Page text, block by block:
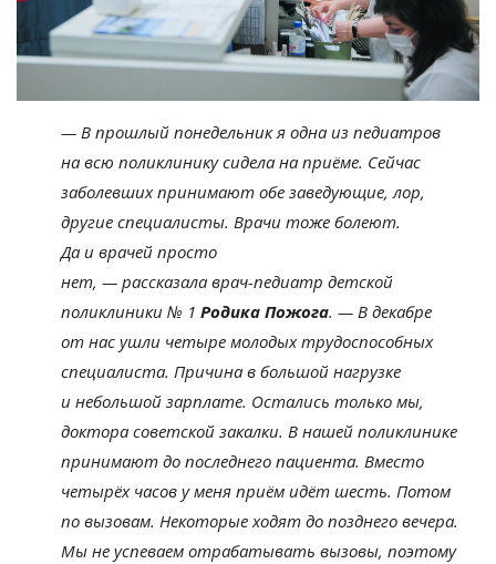
— В прошлый понедельник я одна из педиатров
на всю поликлинику сидела на приёме. Сейчас
заболевших принимают обе заведующие, лор,
другие специалисты. Врачи тоже болеют.
Да и врачей просто
нет, — рассказала врач-педиатр детской
поликлиники № 1 Родика Пожога. — В декабре
от нас ушли четыре молодых трудоспособных
специалиста. Причина в большой нагрузке
и небольшой зарплате. Остались только мы,
доктора советской закалки. В нашей поликлинике
принимают до последнего пациента. Вместо
четырёх часов у меня приём идёт шесть. Потом
по вызовам. Некоторые ходят до позднего вечера.
Мы не успеваем отрабатывать вызовы, поэтому